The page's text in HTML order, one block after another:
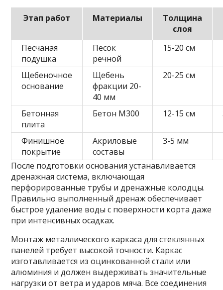
Этап работ Материалы
Толщина
слоя
Песчаная
подушка
Песок
речной
15-20 см
Щебеночное
основание
Щебень
фракции 20-
40 мм
20-25 см
Бетонная
плита
Бетон М300 12-15 см
Финишное
покрытие
Акриловые
составы
3-5 мм
После подготовки основания устанавливается
дренажная система, включающая
перфорированные трубы и дренажные колодцы.
Правильно выполненный дренаж обеспечивает
быстрое удаление воды с поверхности корта даже
при интенсивных осадках.
Монтаж металлического каркаса для стеклянных
панелей требует высокой точности. Каркас
изготавливается из оцинкованной стали или
алюминия и должен выдерживать значительные
нагрузки от ветра и ударов мяча. Все соединения